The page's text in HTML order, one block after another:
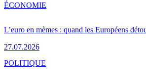
L’euro en mèmes : quand les Européens
27.07.2026
ÉCONOMIE
POLITIQUE